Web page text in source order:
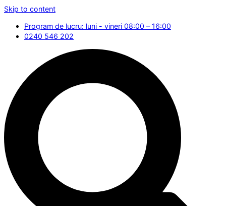
Skip to content
Program de lucru: luni - vineri 08:00 – 16:00
0240 546 202